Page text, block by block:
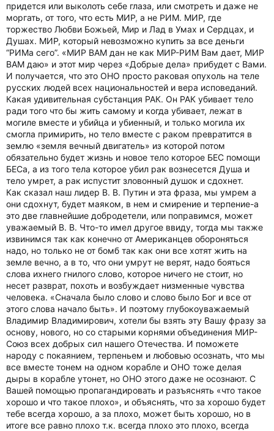
придется или выколоть себе глаза, или смотреть и даже не
моргать, от того, что есть МИР, а не РИМ. МИР, где
торжество Любви Божьей, Мир и Лад в Умах и Сердцах, и
Душах. МИР, который невозможно купить за все деньги
“РИМа сего”. «МИР ВАМ дан не как МИР-РИМ Вам дает, МИР
ВАМ даю» и этот мир через «Добрые дела» прибудет с Вами.
И получается, что это ОНО просто раковая опухоль на теле
русских людей всех национальностей и вера исповеданий.
Какая удивительная субстанция РАК. Он РАК убивает тело
ради того что бы жить самому и когда убивает, лежат в
могиле вместе и убийца и убиенный, и только могила их
смогла примирить, но тело вместе с раком превратится в
землю «земля вечный двигатель» из которой потом
обязательно будет жизнь и новое тело которое БЕС помощи
БЕСа, а из того тела которое убил рак вознесется Душа и
тело умрет, а рак испустит зловонный душок и сдохнет.
Как сказал наш лидер В. В. Путин и эта фраза, мы умрем а
они сдохнут, будет маяком, в нем и смирение и терпение-а
это две главнейшие добродетели, или поправимся, может
уважаемый В. В. Что-то имел другое ввиду, тогда мы также
извинимся так как конечно от Американцев обороняться
надо, но только не от бомб так как они все хотят жить на
земле вечно, а в то, что они умрут не верят, надо бояться
слова ихнего гнилого слово, которое ничего не стоит, но
несет разврат, похоть и возбуждает низменные чувства
человека. «Сначала было слово и слово было Бог и все от
этого слова начало быть». И поэтому глубокоуважаемый
Владимир Владимирович, хотели бы взять эту Вашу фразу за
основу, нового, но со старыми корнями объединения МИР-
Союз всех добрых сил нашего Отечества. И поможете
народу с покаянием, терпеньем и любовью осознать, что мы
все вместе тонем на одном корабле и ОНО тоже делая
дыры в корабле утонет, но ОНО этого даже не осознают. С
Вашей помощью пропагандировать и разъяснять «что такое
хорошо и что такое плохо», и объяснять, что за хорошо будет
тебе всегда хорошо, а за плохо, может быть хорошо, но в
итоге все равно плохо т.к. всегда плохо это плохо, всегда